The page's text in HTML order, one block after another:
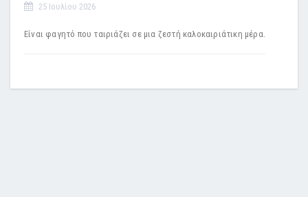
25 Ιουλίου 2026
Είναι φαγητό που ταιριάζει σε μια ζεστή καλοκαιριάτικη μέρα.